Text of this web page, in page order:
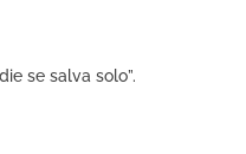
se salva solo”.